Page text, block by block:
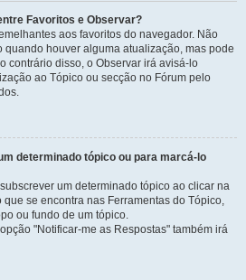
Favoritos e Observar?
aos favoritos do navegador. Não
houver alguma atualização, mas pode
contrário disso, o Observar irá avisá-lo
ao Tópico ou secção no Fórum pelo
determinado tópico ou para marcá-lo
um determinado tópico ao clicar na
se encontra nas Ferramentas do Tópico,
ou fundo de um tópico.
"Notificar-me as Respostas" também irá